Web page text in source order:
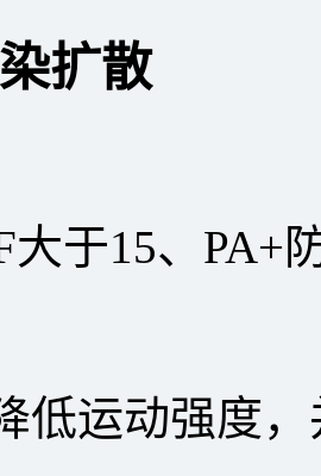
扩散
大于15、PA+
低运动强度